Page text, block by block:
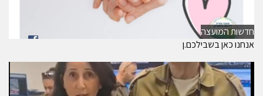
חדשות המועצה
אנחנו כאן בשבילכם.ן